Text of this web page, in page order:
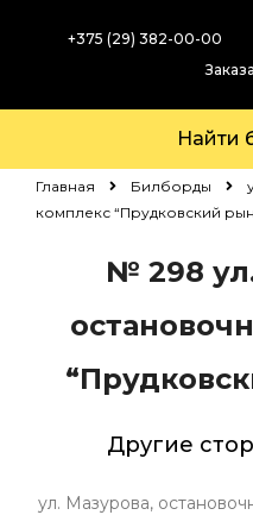
+375 (29) 382-00-00
Найти
Главная Билборды
комплекс “Прудковский
№ 298
Другие
ул. Мазурова,